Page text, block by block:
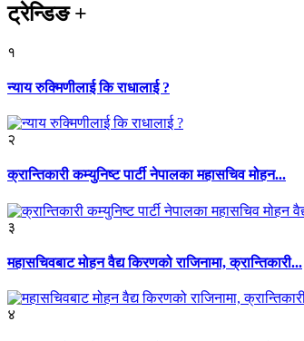
ट्रेन्डिङ+
१
न्याय रुक्मिणीलाई कि राधालाई ?
२
क्रान्तिकारी कम्युनिष्ट पार्टी नेपालका महासचिव मोहन...
३
महासचिवबाट मोहन वैद्य किरणको राजिनामा, क्रान्तिकारी...
४